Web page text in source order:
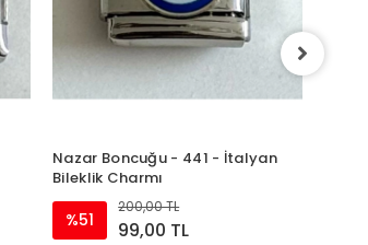
Nazar Boncuğu - 441 - İtalyan
Bileklik Charmı
%51
200,00 TL
99,00 TL